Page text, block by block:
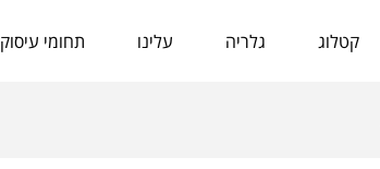
קטלוג גלריה עלינו תחומי עיסוק